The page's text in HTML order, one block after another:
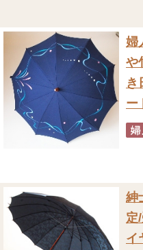
婦
や
き
ー
紳
定
イ